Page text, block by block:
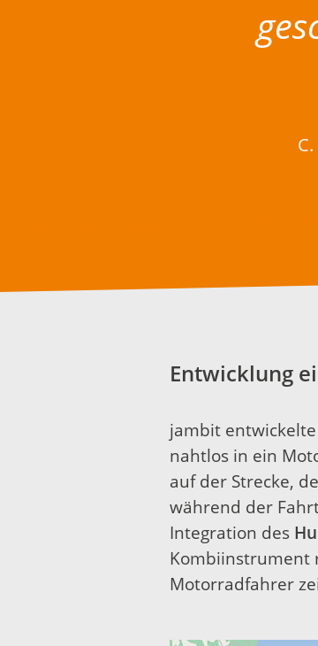
Entwicklung
jambit
nahtlos in ein
auf der Strecke,
während der
Integration des
Kombiinstrument
Motorradfahrer